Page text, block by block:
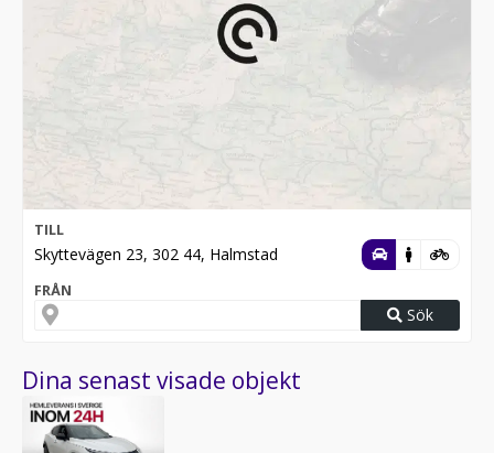
TILL
Skyttevägen 23, 302 44, Halmstad
FRÅN
Sök
Dina senast visade objekt